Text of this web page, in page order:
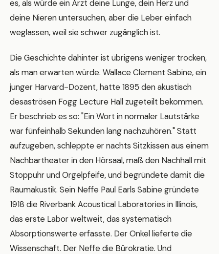
es, als würde ein Arzt deine Lunge, dein Herz und
deine Nieren untersuchen, aber die Leber einfach
weglassen, weil sie schwer zugänglich ist.
Die Geschichte dahinter ist übrigens weniger trocken,
als man erwarten würde. Wallace Clement Sabine, ein
junger Harvard-Dozent, hatte 1895 den akustisch
desaströsen Fogg Lecture Hall zugeteilt bekommen.
Er beschrieb es so: "Ein Wort in normaler Lautstärke
war fünfeinhalb Sekunden lang nachzuhören." Statt
aufzugeben, schleppte er nachts Sitzkissen aus einem
Nachbartheater in den Hörsaal, maß den Nachhall mit
Stoppuhr und Orgelpfeife, und begründete damit die
Raumakustik. Sein Neffe Paul Earls Sabine gründete
1918 die Riverbank Acoustical Laboratories in Illinois,
das erste Labor weltweit, das systematisch
Absorptionswerte erfasste. Der Onkel lieferte die
Wissenschaft. Der Neffe die Bürokratie. Und